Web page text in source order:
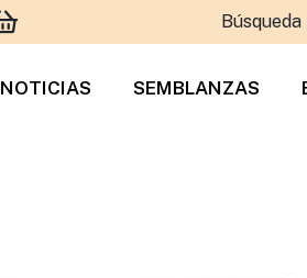
NOTICIAS SEMBLANZAS